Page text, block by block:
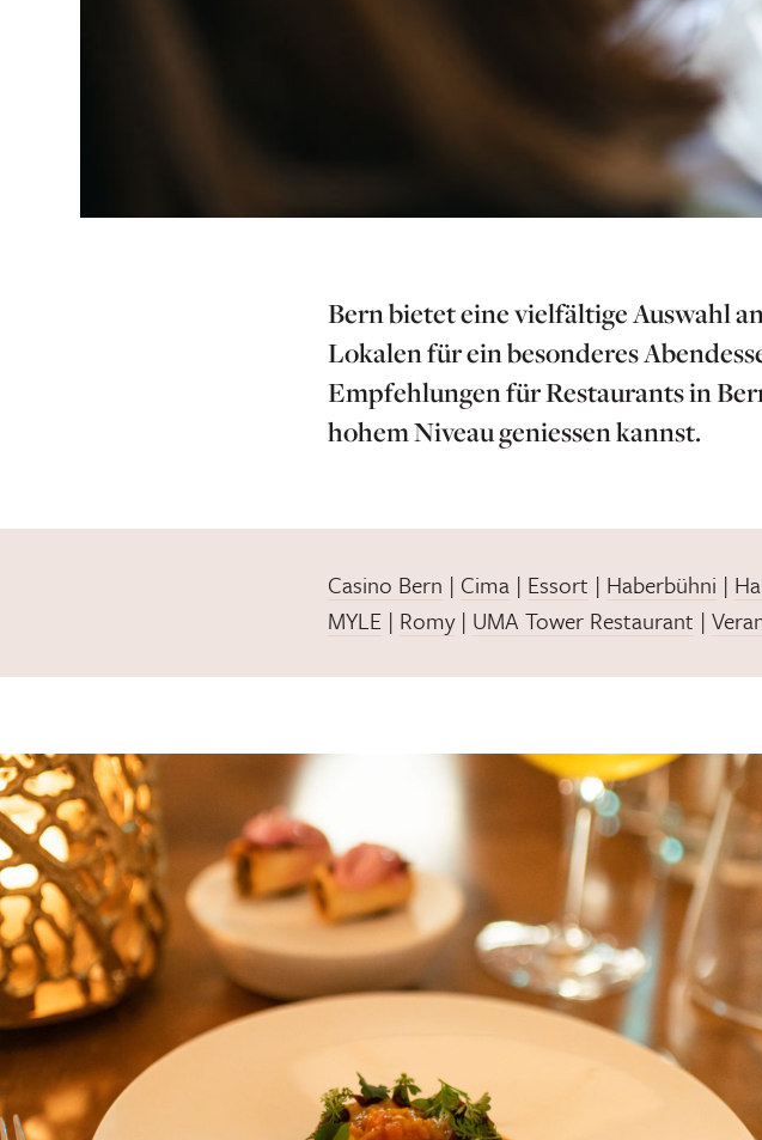
Bern bietet eine vielfältige Auswahl
Lokalen für ein besonderes
Empfehlungen für Restaurants in
hohem Niveau geniessen kannst.
Casino Bern | Cima| Essort | Haberbühni |
MYLE| Romy| UMA Tower Restaurant |